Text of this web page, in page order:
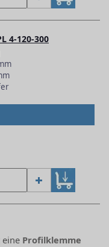
4-120-300
eine Profilklemme